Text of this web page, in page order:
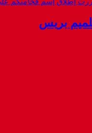
بريس